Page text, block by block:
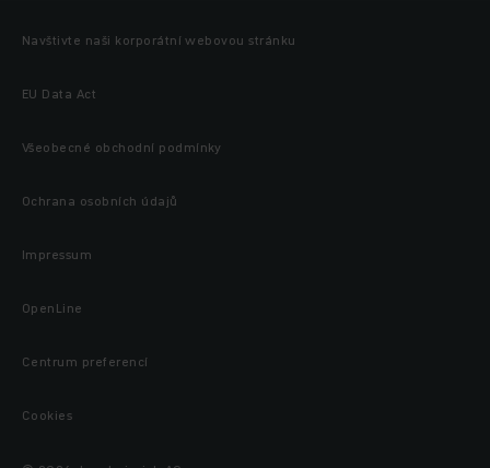
Navštivte naši korporátní webovou stránku
EU Data Act
Všeobecné obchodní podmínky
Ochrana osobních údajů
Impressum
OpenLine
Centrum preferencí
Cookies